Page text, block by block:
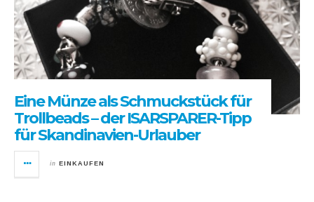
Eine Münze als Schmuckstück für
Trollbeads – der ISARSPARER-Tipp
für Skandinavien-Urlauber
in EINKAUFEN